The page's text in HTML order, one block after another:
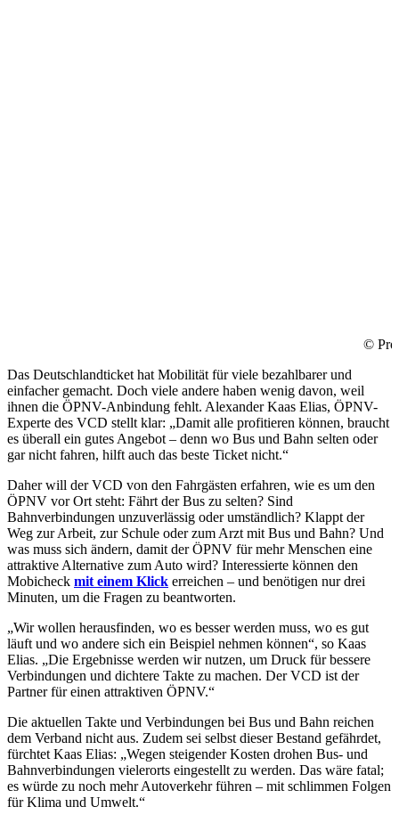
©
Das Deutschlandticket hat Mobilität für viele bezahlbarer und
einfacher gemacht. Doch viele andere haben wenig davon, weil
ihnen die ÖPNV-Anbindung fehlt. Alexander Kaas Elias, ÖPNV-
Experte des VCD stellt klar: „Damit alle profitieren können, braucht
es überall ein gutes Angebot – denn wo Bus und Bahn selten oder
gar nicht fahren, hilft auch das beste Ticket nicht.“
Daher will der VCD von den Fahrgästen erfahren, wie es um den
ÖPNV vor Ort steht: Fährt der Bus zu selten? Sind
Bahnverbindungen unzuverlässig oder umständlich? Klappt der
Weg zur Arbeit, zur Schule oder zum Arzt mit Bus und Bahn? Und
was muss sich ändern, damit der ÖPNV für mehr Menschen eine
attraktive Alternative zum Auto wird? Interessierte können den
Mobicheck mit einem Klick erreichen – und benötigen nur drei
Minuten, um die Fragen zu beantworten.
„Wir wollen herausfinden, wo es besser werden muss, wo es gut
läuft und wo andere sich ein Beispiel nehmen können“, so Kaas
Elias. „Die Ergebnisse werden wir nutzen, um Druck für bessere
Verbindungen und dichtere Takte zu machen. Der VCD ist der
Partner für einen attraktiven ÖPNV.“
Die aktuellen Takte und Verbindungen bei Bus und Bahn reichen
dem Verband nicht aus. Zudem sei selbst dieser Bestand gefährdet,
fürchtet Kaas Elias: „Wegen steigender Kosten drohen Bus- und
Bahnverbindungen vielerorts eingestellt zu werden. Das wäre fatal;
es würde zu noch mehr Autoverkehr führen – mit schlimmen Folgen
für Klima und Umwelt.“